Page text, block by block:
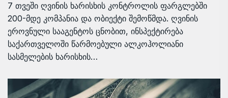
7 თვეში ღვინის ხარისხის კონტროლის ფარგლებში
200-მდე კომპანია და ობიექტი შემოწმდა. ღვინის
ეროვნული სააგენტოს ცნობით, ინსპექტირება
საქართველოში წარმოებული ალკოჰოლიანი
სასმელების ხარისხის…